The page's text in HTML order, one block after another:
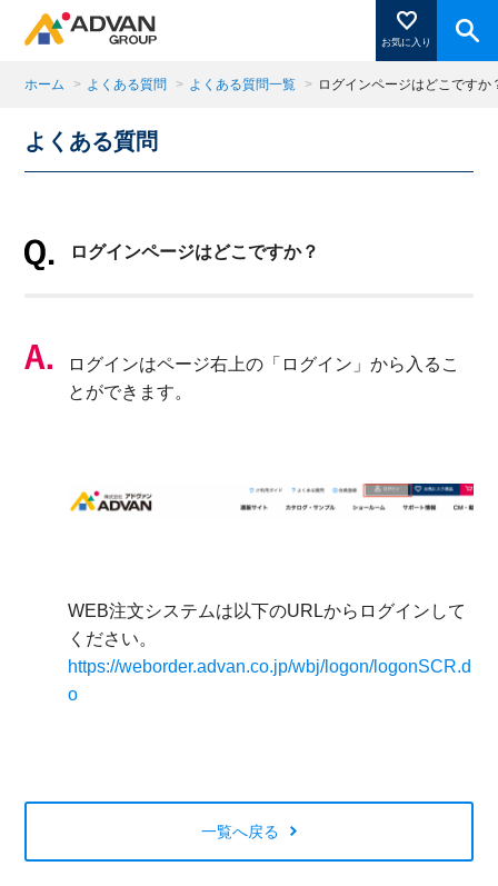
お気に入り
商品ページにある「お気に入り登録」を押すと登録した
商品がここに表示されます。
ホーム > よくある質問 > よくある質問一覧 > ログインページはどこですか
よくある質問
ログインページはどこですか？
ログインはページ右上の「ログイン」から入るこ
とができます。
WEB注文システムは以下のURLからログインして
ください。
https://weborder.advan.co.jp/wbj/logon/logonSCR.d
o
一覧へ戻る